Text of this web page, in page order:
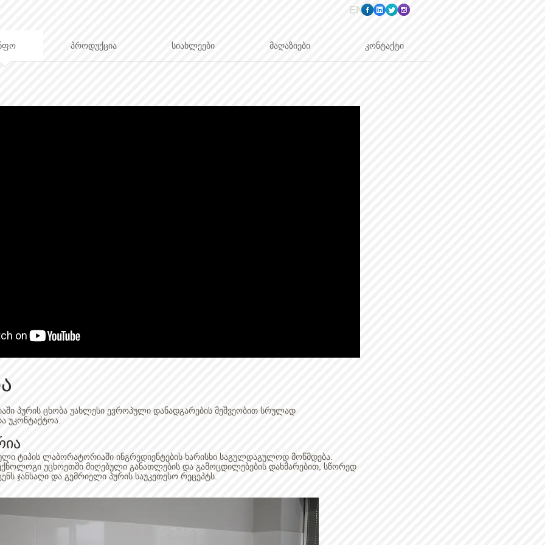
EN
პროდუქცია სიახლეები მაღაზიები კონტაქტი
პურის ცხობა უახლესი ევროპული დანადგარების მეშვეობით სრულად
უკონტაქტოა.
ტიპის ლაბორატორიაში ინგრედიენტების ხარისხი საგულდაგულოდ მოწმდება.
უცხოეთში მიღებული განათლების და გამოცდილებების დახმარებით, სწორედ
ჯანსაღი და გემრიელი პურის საუკეთესო რეცეპტს.